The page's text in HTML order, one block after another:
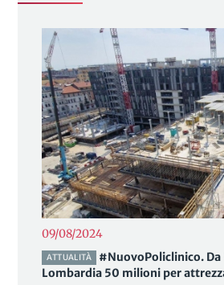
09/08/2024
ATTUALITÀ
#NuovoPoliclinico. Da
Lombardia 50 milioni per